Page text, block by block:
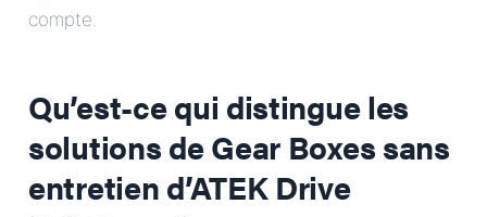
compte.
Qu’est-ce qui distingue les
solutions de Gear Boxes sans
entretien d’ATEK Drive